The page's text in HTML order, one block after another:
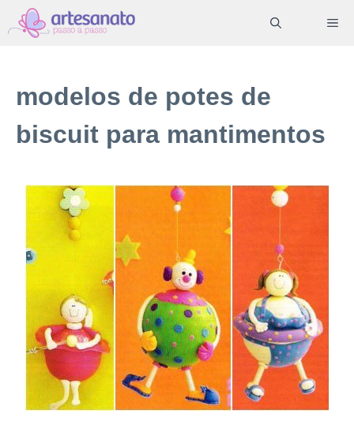
Pular
para
conteúdo
modelos de potes de
biscuit para mantimentos